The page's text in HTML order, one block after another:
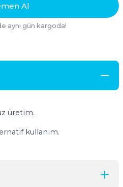
Al
aynı gün kargoda!
üretim.
kullanım.